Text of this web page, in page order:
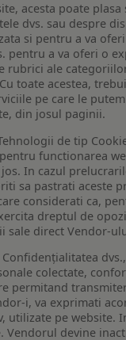
acesta poate
dvs. sau despre
si pentru a va
pentru a va oferi o
rubrici ale
toate acestea,
pe care le
din josul paginii.
de tip
functionarea
In cazul
sa pastrati aceste
considerati ca,
dreptul de
sale direct Vendor-
Confidențialitatea
colectate,
permitand
i, va exprimati
utilizate pe website.
Vendorul devine